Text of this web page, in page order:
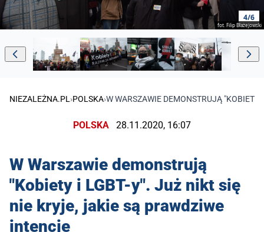
4/6
fot. Filip Błażejowski
NIEZALEŻNA.PL ›POLSKA›W WARSZAWIE DEMONSTRUJĄ
POLSKA 28.11.2020, 16:07
W Warszawie demonstrują
"Kobiety i LGBT-y". Już nikt się
nie kryje, jakie są prawdziwe
intencje